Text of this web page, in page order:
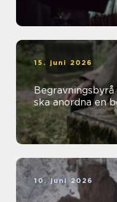
15. juni 2026
ska anordna en
10. juni 2026